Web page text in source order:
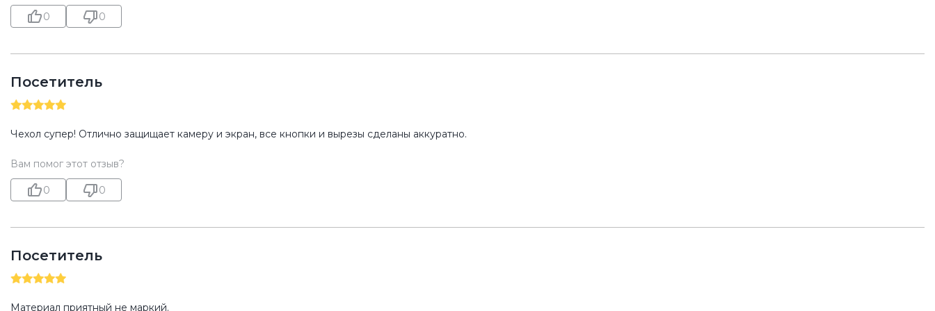
0 0
Посетитель
Чехол супер! Отлично защищает камеру и экран, все кнопки и вырезы сделаны аккуратно.
Вам помог этот отзыв?
0 0
Посетитель
Материал приятный не маркий.